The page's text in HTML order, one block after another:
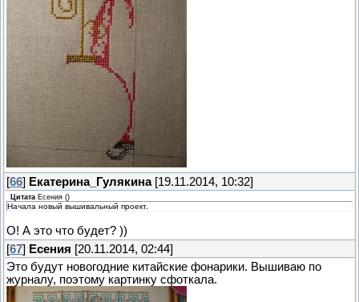
[66] Екатерина_Гулякина[19.11.2014, 10:32]
Цитата Есения ()
Начала новый вышивальный проект.
О! А это что будет? ))
[67] Есения [20.11.2014, 02:44]
Это будут новогодние китайские фонарики. Вышиваю по
журналу, поэтому картинку сфоткала.